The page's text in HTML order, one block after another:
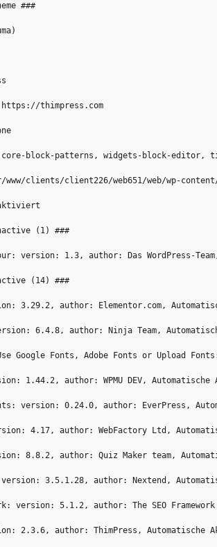
###
thimpress.com
core-block-patterns, widgets-block-
clients/client226/web651/web/wp-content/
(1) ###
version: 1.3, author: Das WordPress-
(14) ###
3.29.2, author: Elementor.com,
6.4.8, author: Ninja Team,
Google Fonts, Adobe Fonts or Upload
1.44.2, author: WPMU DEV,
version: 0.24.0, author: EverPress,
4.17, author: WebFactory Ltd,
8.8.2, author: Quiz Maker team,
3.5.1.28, author: Nextend,
version: 5.1.2, author: The SEO
2.3.6, author: ThimPress, Automatische